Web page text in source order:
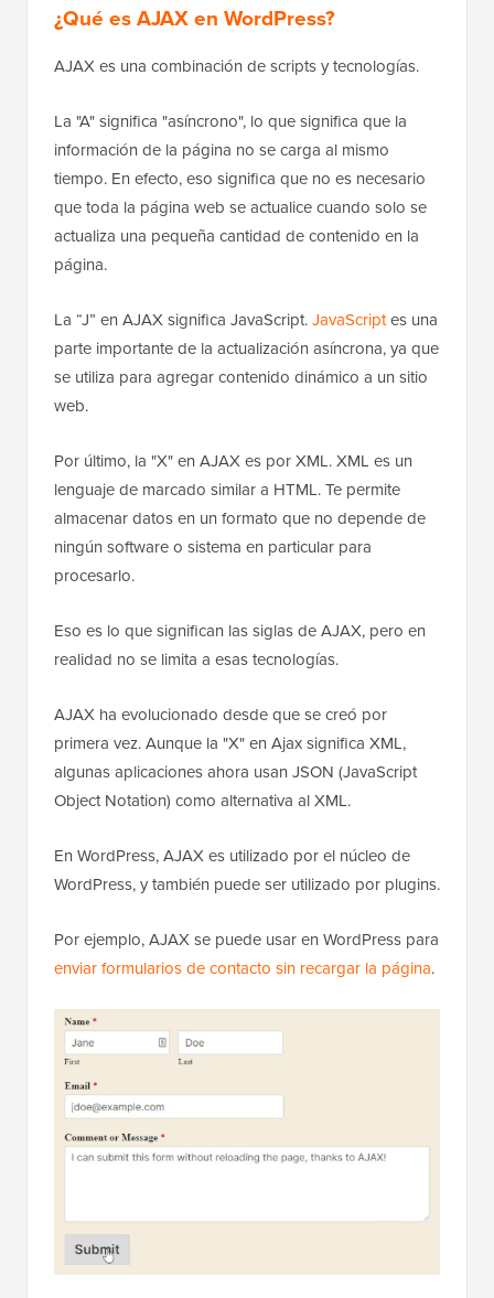
¿Qué es AJAX en WordPress?
AJAX es una combinación de scripts y tecnologías.
La "A" significa "asíncrono", lo que significa que la
información de la página no se carga al mismo
tiempo. En efecto, eso significa que no es necesario
que toda la página web se actualice cuando solo se
actualiza una pequeña cantidad de contenido en la
página.
La “J” en AJAX significa JavaScript.JavaScriptes una
parte importante de la actualización asíncrona, ya que
se utiliza para agregar contenido dinámico a un sitio
web.
Por último, la "X" en AJAX es por XML. XML es un
lenguaje de marcado similar a HTML. Te permite
almacenar datos en un formato que no depende de
ningún software o sistema en particular para
procesarlo.
Eso es lo que significan las siglas de AJAX, pero en
realidad no se limita a esas tecnologías.
AJAX ha evolucionado desde que se creó por
primera vez. Aunque la "X" en Ajax significa XML,
algunas aplicaciones ahora usan JSON (JavaScript
Object Notation) como alternativa al XML.
En WordPress, AJAX es utilizado por el núcleo de
WordPress, y también puede ser utilizado por plugins.
Por ejemplo, AJAX se puede usar en WordPress para
enviar formularios de contacto sin recargar la página.